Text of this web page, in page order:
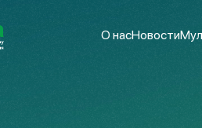
О насНовости